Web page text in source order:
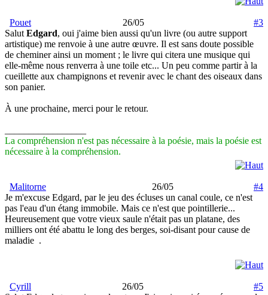
Pouet 26/05
#3
Salut Edgard, oui j'aime bien aussi qu'un livre (ou autre support
artistique) me renvoie à une autre œuvre. Il est sans doute possible
de cheminer ainsi un moment ; le livre qui citera une musique qui
elle-même nous renverra à une toile etc... Un peu comme partir à la
cueillette aux champignons et revenir avec le chant des oiseaux dans
son panier.
À une prochaine, merci pour le retour.
La compréhension n'est pas nécessaire à la poésie, mais la poésie est
nécessaire à la compréhension.
Malitorne 26/05
#4
Je m'excuse Edgard, par le jeu des écluses un canal coule, ce n'est
pas l'eau d'un étang immobile. Mais ce n'est que pointillerie...
Heureusement que votre vieux saule n'était pas un platane, des
milliers ont été abattu le long des berges, soi-disant pour cause de
maladie .
Cyrill 26/05
#5